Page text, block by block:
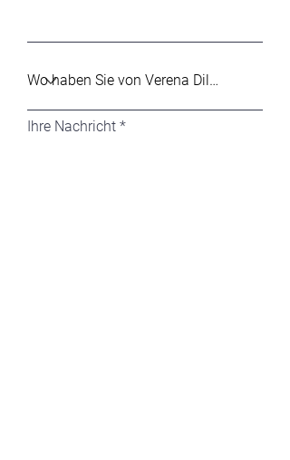
Ihre Nachricht